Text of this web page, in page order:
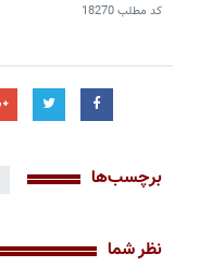
کد مطلب18270
برچسب‌ها
نظر شما